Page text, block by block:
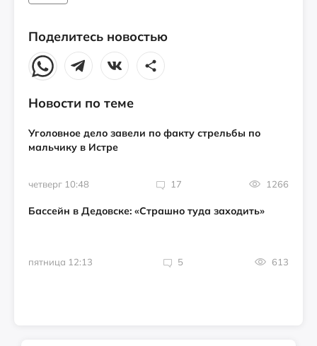
Поделитесь новостью
Новости по теме
Уголовное дело завели по факту стрельбы по
мальчику в Истре
четверг 10:48 17 1266
Бассейн в Дедовске: «Страшно туда заходить»
пятница 12:13 5 613